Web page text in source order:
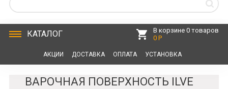
КАТАЛОГ
В корзине 0 товаров
0 Р
АКЦИИ ДОСТАВКА ОПЛАТА УСТАНОВКА
ВАРОЧНАЯ ПОВЕРХНОСТЬ ILVE